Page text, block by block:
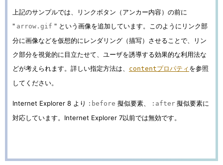
上記のサンプルでは、リンクボタン（アンカー内容）の前に
" arrow.gif " という画像を追加しています。このようにリンク部
分に画像などを仮想的にレンダリング（描写）させることで、リン
ク部分を視覚的に目立たせて、ユーザを誘導する効果的な利用法な
どが考えられます。詳しい指定方法は、 contentプロパティを参照
してください。
Internet Explorer 8 より :before 擬似要素、 :after 擬似要素に
対応しています。Internet Explorer 7以前では無効です。